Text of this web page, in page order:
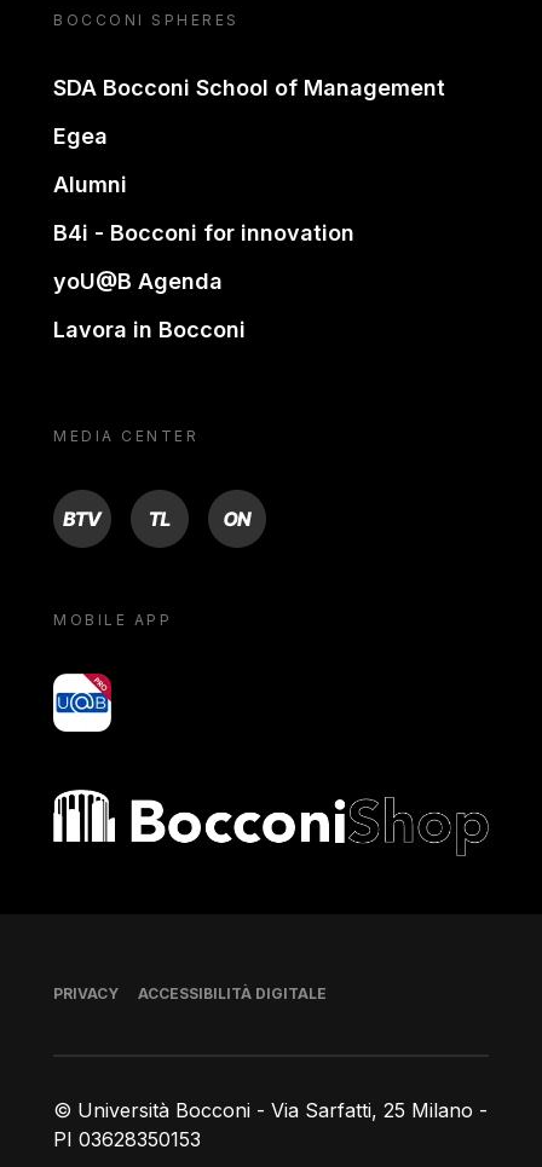
BOCCONI SPHERES
SDA Bocconi School of Management
Egea
Alumni
B4i - Bocconi for innovation
yoU@B Agenda
Lavora in Bocconi
MEDIA CENTER
BTV TL ON
MOBILE APP
yoU@B
Bocconi shop
© Università Bocconi - Via Sarfatti, 25 Milano -
PI 03628350153
Piè di pagina
PRIVACY ACCESSIBILITÀ DIGITALE